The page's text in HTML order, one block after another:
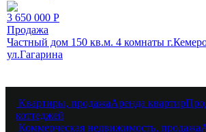
3 650 000 Р
Продажа
Частный дом 150 кв.м. 4 комнаты
ул.Гагарина
Квартиры, продажаАренда квартир
коттеджей
Коммерческая недвижимость, продажа